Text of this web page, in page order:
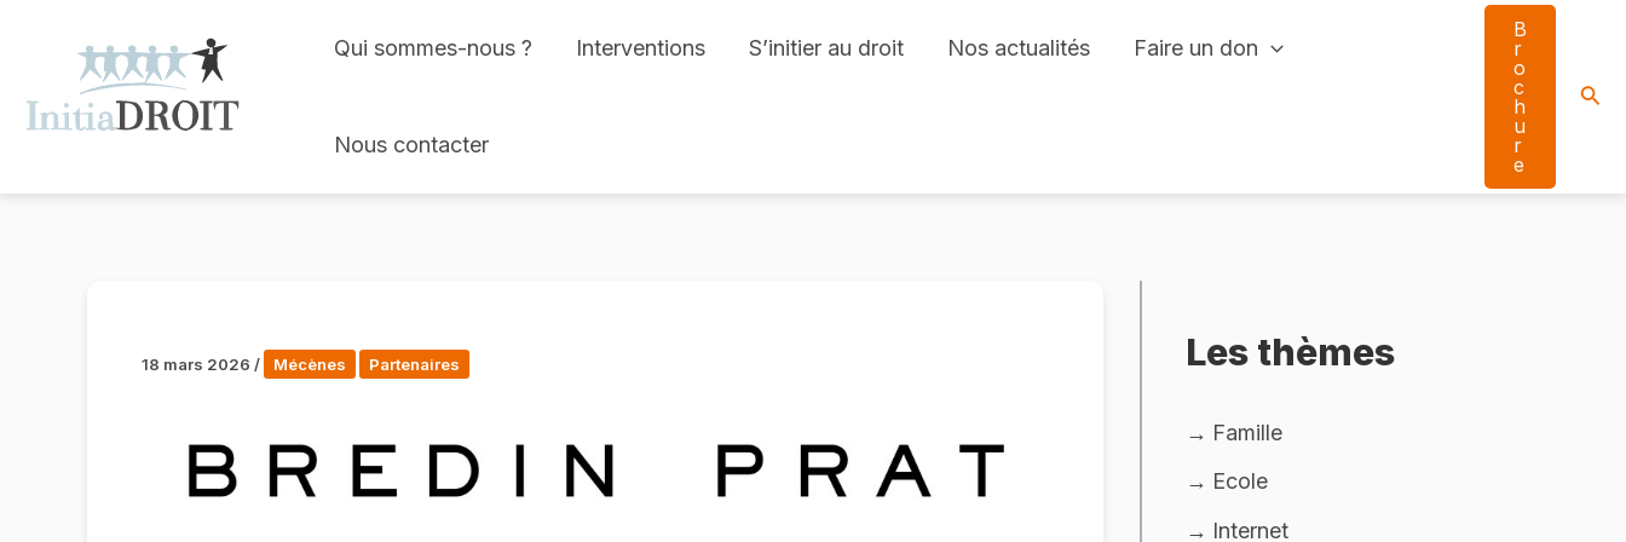
Qui sommes-nous ? Interventions S’initier au droit Nos actualités Faire un don
Nous contacter
B
r
o
c
h
u
r
e
18 mars 2026 / Mécènes Partenaires Les thèmes
Famille
Ecole
Internet